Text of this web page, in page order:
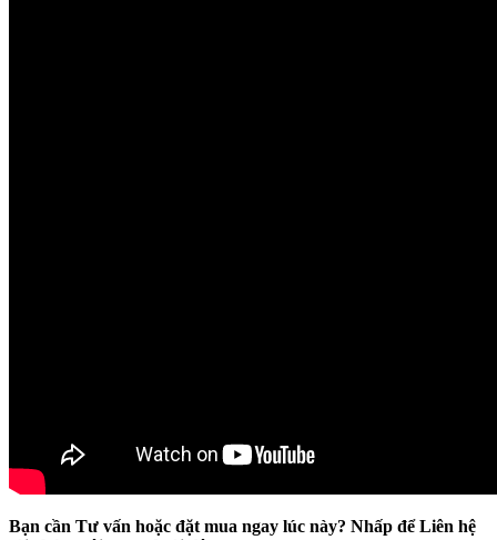
Bạn cần Tư vấn hoặc đặt mua ngay lúc này? Nhấp để Liên hệ